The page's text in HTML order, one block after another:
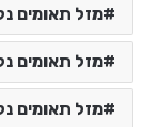
מזל תאומים
מזל תאומים
מזל תאומים